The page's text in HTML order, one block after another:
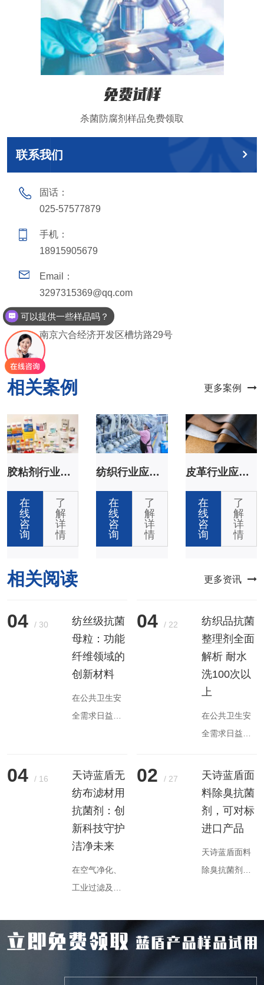
杀菌防腐剂样品免费领取
联系我们
固话：
025-57577879
手机：
18915905679
Email：
3297315369@qq.com
地址：
南京六合经济开发区槽坊路29号
相关案例 更多案例
胶粘剂行业应用案例
在
线
咨
询
了
解
详
情
纺织行业应用案例
在
线
咨
询
了
解
详
情
皮革行业应用案例
在
线
咨
询
了
解
详
情
相关阅读 更多资讯
纺丝级抗菌
母粒：功能
纤维领域的
创新材料
04 / 30
在公共卫生安
全需求日益增
粒作为功能性
纤维的核心原
料，正引领着
纺织、医疗、
家居等领域的
种通过纳米技
术将抗菌成分
体，不仅赋予
纺织品抗菌
整理剂全面
解析 耐水
洗100次以
上
04 / 22
在公共卫生安
全需求日益增
纺织品抗菌整
理剂已成为提
升织物功能
性、延长使用
术。作为国内
抗菌领域的领
艺与场景化解
天诗蓝盾无
纺布滤材用
抗菌剂：创
新科技守护
洁净未来
04 / 16
在空气净化、
工业过滤及医
域，无纺布滤
材因其高效过
优势被广泛应
天诗蓝盾面
料除臭抗菌
剂，可对标
进口产品
02 / 27
天诗蓝盾面料
除臭抗菌剂是
菌防臭解决方
案，专为纺织
显著提升面料
可以提供一些样品吗？
产品添加量是多少？